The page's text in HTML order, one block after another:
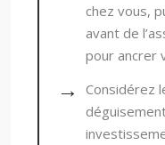
chez vous,
avant de
pour ancrer
Considérez